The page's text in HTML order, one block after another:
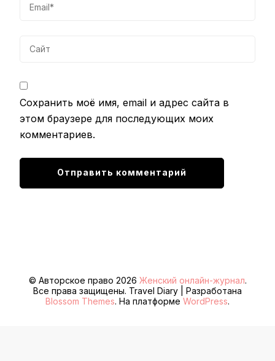
Сохранить моё имя, email и адрес сайта в
этом браузере для последующих моих
комментариев.
© Авторское право 2026 Женский онлайн-журнал.
Все права защищены. Travel Diary | Разработана
Blossom Themes. На платформе WordPress.